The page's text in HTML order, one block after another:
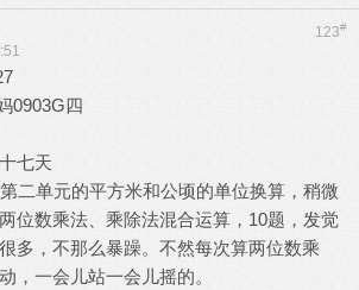
123#
0903G四
七天
二单元的平方米和公顷的单位换算，稍微
位数乘法、乘除法混合运算，10题，发觉
多，不那么暴躁。不然每次算两位数乘
，一会儿站一会儿摇的。